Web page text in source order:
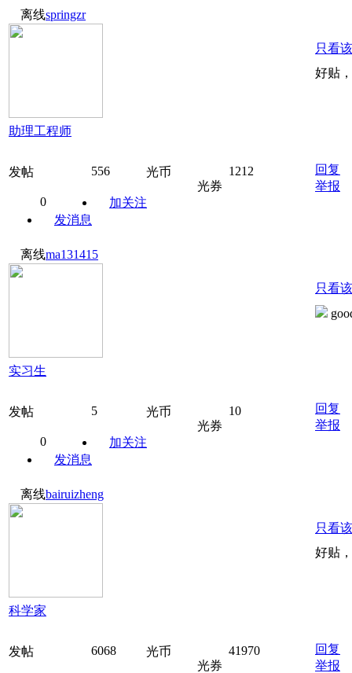
离线springzr
助理工程师
发帖 556 光币
1212
光券
0
加关注
发消息
只看
好贴
回复
举报
离线ma131415
实习生
发帖 5 光币
10
光券
0
加关注
发消息
只看
回复
举报
离线bairuizheng
科学家
发帖 6068 光币
41970
光券
只看
好贴
回复
举报